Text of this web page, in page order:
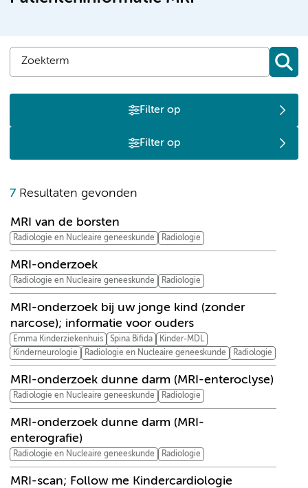
Filter op
Filter op
7 Resultaten gevonden
MRI van de borsten
Radiologie en Nucleaire geneeskunde Radiologie
MRI-onderzoek
Radiologie en Nucleaire geneeskunde Radiologie
MRI-onderzoek bij uw jonge kind (zonder
narcose); informatie voor ouders
Emma Kinderziekenhuis Spina Bifida
Kinder-MDL
Kinderneurologie
Radiologie en Nucleaire geneeskunde Radiologie
MRI-onderzoek dunne darm (MRI-enteroclyse)
Radiologie en Nucleaire geneeskunde Radiologie
MRI-onderzoek dunne darm (MRI-
enterografie)
Radiologie en Nucleaire geneeskunde Radiologie
MRI-scan; Follow me Kindercardiologie